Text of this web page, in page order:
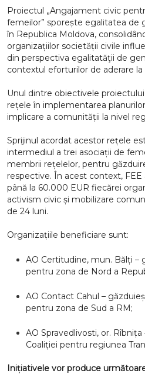
Proiectul „Angajament civic
femeilor” sporește egalitatea de
în Republica Moldova,
organizațiilor societății civile
din perspectiva egalitatăţii de
contextul eforturilor de aderare la
Unul dintre obiectivele
rețele în implementarea
implicare a comunității la nivel
Sprijinul acordat acestor rețele
intermediul a trei asociații de
membrii rețelelor, pentru
respective. În acest context,
până la 60.000 EUR fiecărei
activism civic și mobilizare
de 24 luni.
Organizațiile beneficiare sunt:
AO Certitudine, mun. Bălți –
pentru zona de Nord a
AO Contact Cahul –
pentru zona de Sud a RM;
AO Spravedlivosti, or.
Coaliției pentru regiunea
Inițiativele vor produce